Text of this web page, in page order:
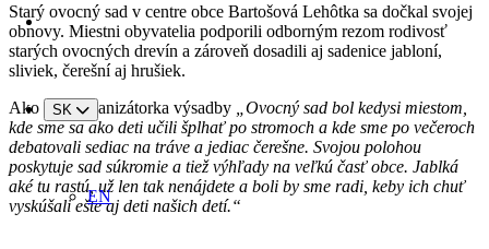
SK
EN
Starý ovocný sad v centre obce Bartošová Lehôtka sa dočkal svojej
obnovy. Miestni obyvatelia podporili odborným rezom rodivosť
starých ovocných drevín a zároveň dosadili aj sadenice jabloní,
sliviek, čerešní aj hrušiek.
Ako píše organizátorka výsadby
„Ovocný sad bol kedysi miestom,
kde sme sa ako deti učili šplhať po stromoch a kde sme po večeroch
debatovali sediac na tráve a jediac čerešne. Svojou polohou
poskytuje sad súkromie a tiež výhľady na veľkú časť obce. Jablká
aké tu rastú, už len tak nenájdete a boli by sme radi, keby ich chuť
vyskúšali ešte aj deti našich detí.“